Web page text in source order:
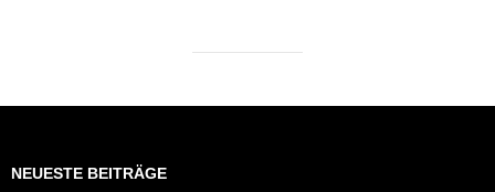
NEUESTE BEITRÄGE